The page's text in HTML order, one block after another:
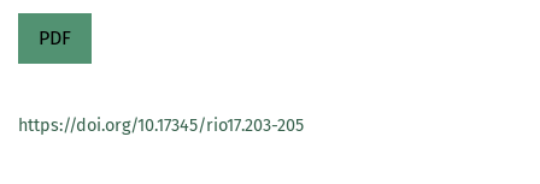
PDF
https://doi.org/10.17345/rio17.203-205